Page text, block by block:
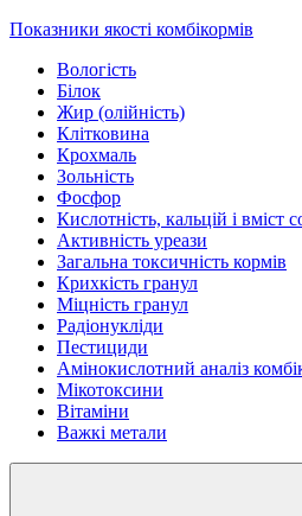
Показники якості комбікормів
Вологість
Білок
Жир (олійність)
Клітковина
Крохмаль
Зольність
Фосфор
Кислотність, кальцій і вміст
Активність уреази
Загальна токсичність кормів
Крихкість гранул
Міцність гранул
Радіонукліди
Пестициди
Амінокислотний аналіз
Мікотоксини
Вітаміни
Важкі метали